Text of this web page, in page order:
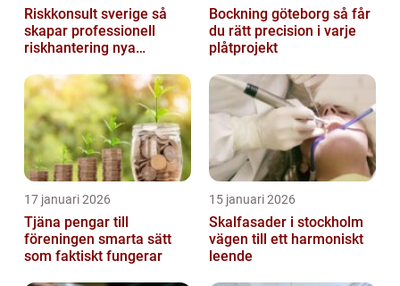
Riskkonsult sverige så
skapar professionell
riskhantering nya
Bockning göteborg så får
du rätt precision i varje
plåtprojekt
17 januari 2026
Tjäna pengar till
föreningen smarta sätt
som faktiskt fungerar
15 januari 2026
Skalfasader i stockholm
vägen till ett harmoniskt
leende